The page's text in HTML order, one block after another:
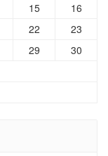
15
16
22
23
29
30